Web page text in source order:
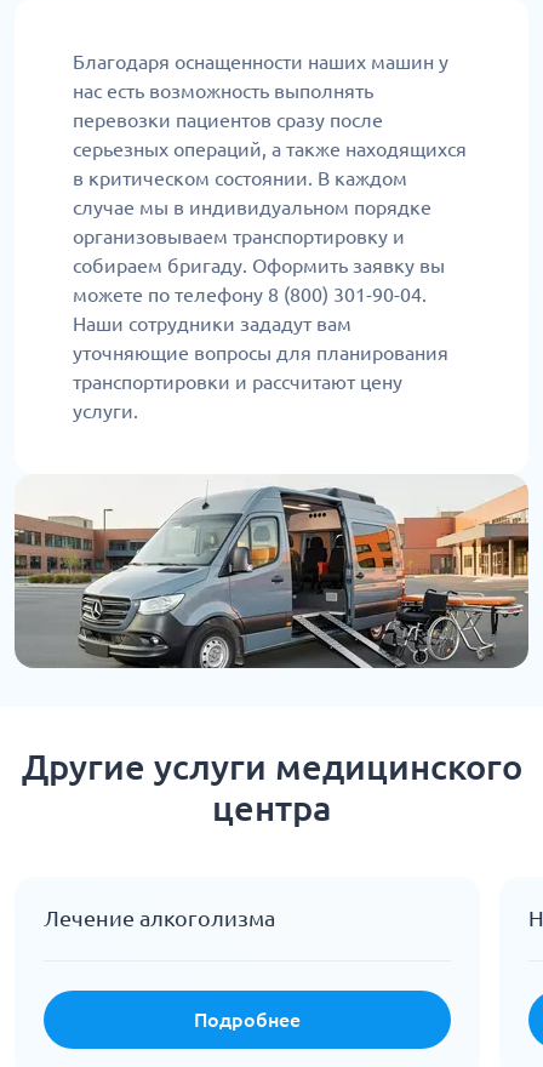
Благодаря оснащенности наших машин у
нас есть возможность выполнять
перевозки пациентов сразу после
серьезных операций, а также находящихся
в критическом состоянии. В каждом
случае мы в индивидуальном порядке
организовываем транспортировку и
собираем бригаду. Оформить заявку вы
можете по телефону 8 (800) 301-90-04.
Наши сотрудники зададут вам
уточняющие вопросы для планирования
транспортировки и рассчитают цену
услуги.
Другие услуги медицинского
центра
Лечение алкоголизма
Подробнее